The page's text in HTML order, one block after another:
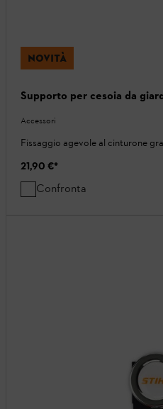
NOVITÀ
Supporto per cesoia da
Accessori
Fissaggio agevole al cinturone
21,90 €*
Confronta